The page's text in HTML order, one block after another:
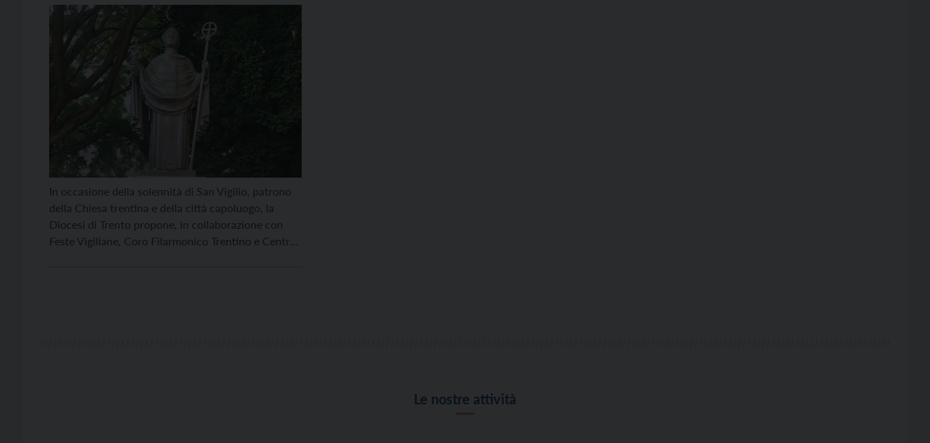
25 giugno in Duomo
In occasione della solennità di San Vigilio, patrono
della Chiesa trentina e della città capoluogo, la
Diocesi di Trento propone, in collaborazione con
Feste Vigiliane, Coro Filarmonico Trentino e Centro
Le nostre attività